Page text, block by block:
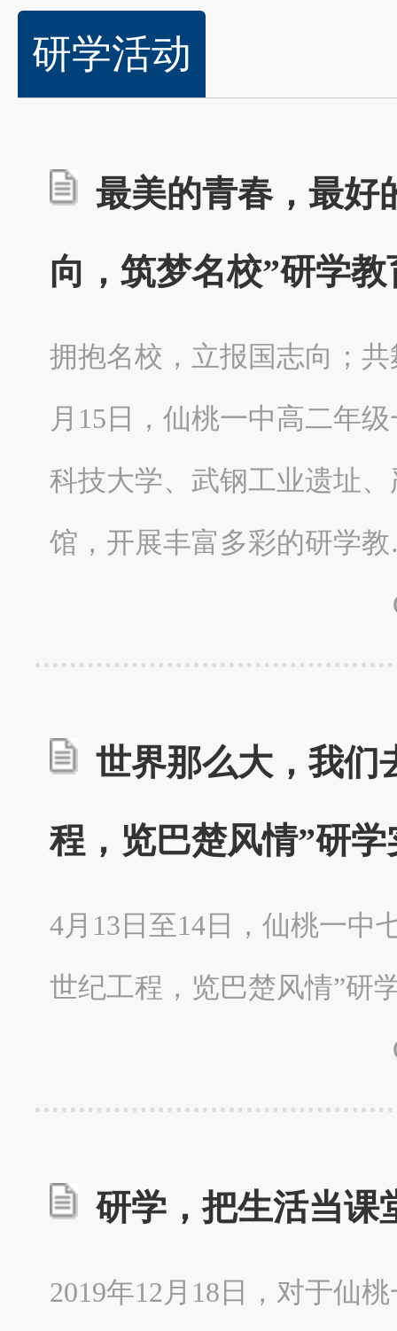
研学活动
最美的青春，最好
向，筑梦名校”研学
拥抱名校，立报国志向；
月15日，仙桃一中高二年
科技大学、武钢工业遗址
馆，开展丰富多彩的研学
世界那么大，我们
程，览巴楚风情”研
4月13日至14日，仙桃一中
世纪工程，览巴楚风情”研
研学，把生活当课
2019年12月18日，对于仙